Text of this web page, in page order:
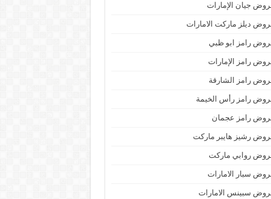
جيان الإمارات
ديلز ماركت الامارات
رامز ابو ظبي
رامز الإمارات
رامز الشارقة
رامز رأس الخيمة
رامز عجمان
رشيز هايبر ماركت
روابي ماركت
سبار الامارات
سبينس الامارات